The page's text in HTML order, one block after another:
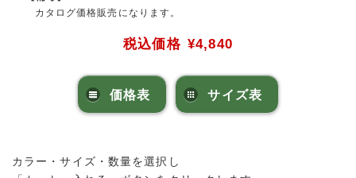
カタログ価格販売になります。
税込価格 ¥4,840
価格表 サイズ表
カラー・サイズ・数量を選択し